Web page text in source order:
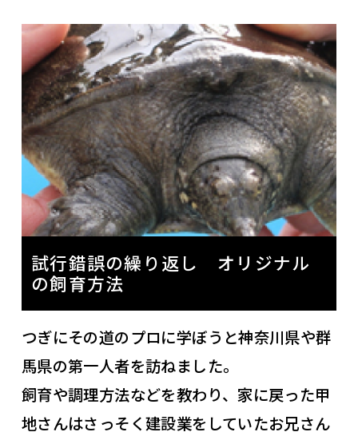
試行錯誤の繰り返し オリジナル
の飼育方法
つぎにその道のプロに学ぼうと神奈川県や群
馬県の第一人者を訪ねました。
飼育や調理方法などを教わり、家に戻った甲
地さんはさっそく建設業をしていたお兄さん